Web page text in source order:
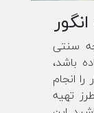
سنتی
باشد،
انجام
تهیه